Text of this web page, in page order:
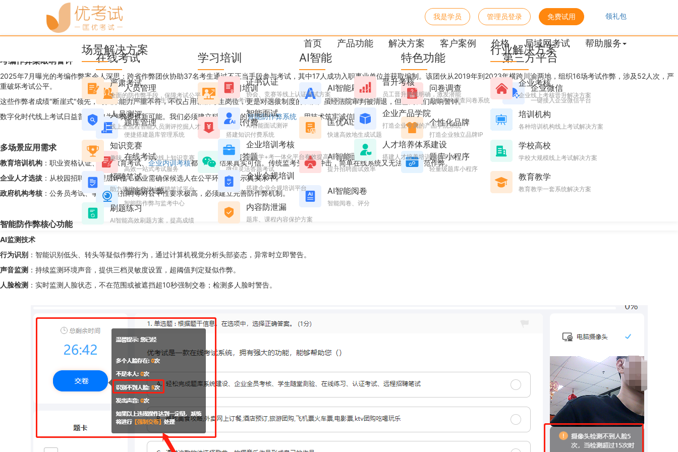
我是学员 管理员登录 免费试用 领礼包
首页
在线考试
人员管理
全方位便捷考生管理
题库管理
便捷搭建题库管理系统
在线考试
高效一站式考试服务
智能防作弊
智能防作弊与监考中心
学习培训
学习培训
学练考评一站式服务
知识付费
搭建知识付费系统
微信答题
微信灵活答题考试
AI智能
AI智能刷题
薄弱知识点推荐刷题
匡优AI出题
快速高效地生成试题
AI智能面试
提升招聘面试效率
AI智能阅卷
智能阅卷、评分
特色功能
问卷调查
多样化的调查问卷系统
个性化品牌
打造企业独立品牌IP
题库小程序
轻量级题库小程序
第三方平台
企业微信
一键接入企业微信平台
产品功能
场景解决方案
严肃考试
全面的防作弊手段，保障考试公平
人员测评
线上全流程智能人员测评挖掘人才
知识竞赛
趣味、党史、学校线上知识竞赛
招聘笔试
助力搭建企业线上招聘笔试平台
刷题练习
AI智能高效刷题方案，提高成绩
证书认证
协会、竞赛等线上认证考试方案
智能面试
AI智能面试测评
企业培训考核
搭建学+考一体化平台有效提高培训效果
企业合规培训
搭建企业合规培训平台
内容防泄漏
题库、课程内容保护方案
晋升考核
员工晋升路线明确，激发潜能
企业产品学院
打造企业专属的产品学院系统
人才培养体系建设
搭建人才培养培训考核平台
行业解决方案
企业考核
企业线上考核晋升解决方案
培训机构
各种培训机构线上考试解决方案
学校高校
学校大规模线上考试解决方案
教育教学
教育教学一套系统解决方案
解决方案 客户案例 价格 局域网考试 帮助服务
17人作弊混入事业单位！线上考试防作弊刻不容缓！
2025年9月25日 星期四 09:37 阅读 2891
考编作弊案敲响警钟
2025年7月曝光的考编作弊案令人深思：跨省作弊团伙协助37名考生通过不正当手段参与考试，其中17人成功入职事业单位并获取编制。该团伙从2019年到2023年横跨川渝两地，组织16场考试作弊，涉及52人次，严
重破坏考试公平。
这些作弊者成绩"断崖式"领先，与实际能力严重不符，不仅占用诚信考生岗位，更是对选拔制度的亵渎。虽经法院审判被清退，但已为我们敲响警钟。
数字化时代线上考试日益普及，也为作弊提供新可能。我们必须建立科学严密的智能防作弊系统 ，用技术筑牢诚信防线。
多场景应用需求
教育培训机构 ：职业资格认证、学历教育考试、企业内训考核都需确保结果真实可信。传统监考受疫情冲击，简单在线系统又无法有效防范作弊。
企业人才选拔 ：从校园招聘到管理层评估，企业需确保候选人在公平环境下展示真实水平。
政府机构考核 ：公务员考试、事业单位招聘等对公平性要求极高，必须建立完善防作弊机制。
智能防作弊核心功能
AI监测技术
行为识别 ：智能识别低头、转头等疑似作弊行为，通过计算机视觉分析头部姿态，异常时立即警告。
声音监测 ：持续监测环境声音，提供三档灵敏度设置，超阈值判定疑似作弊。
人脸检测 ：实时监测人脸状态，不在范围或被遮挡超10秒强制交卷；检测多人脸时警告。